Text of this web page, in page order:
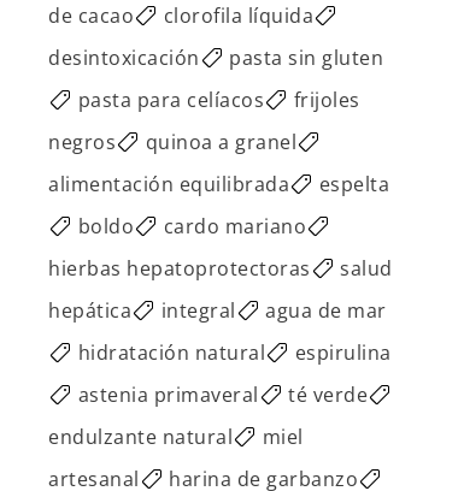
de cacao
clorofila líquida
desintoxicación
pasta sin gluten
pasta para celíacos
frijoles
negros
quinoa a granel
alimentación equilibrada
espelta
boldo
cardo mariano
hierbas hepatoprotectoras
salud
hepática
integral
agua de mar
hidratación natural
espirulina
astenia primaveral
té verde
endulzante natural
miel
artesanal
harina de garbanzo